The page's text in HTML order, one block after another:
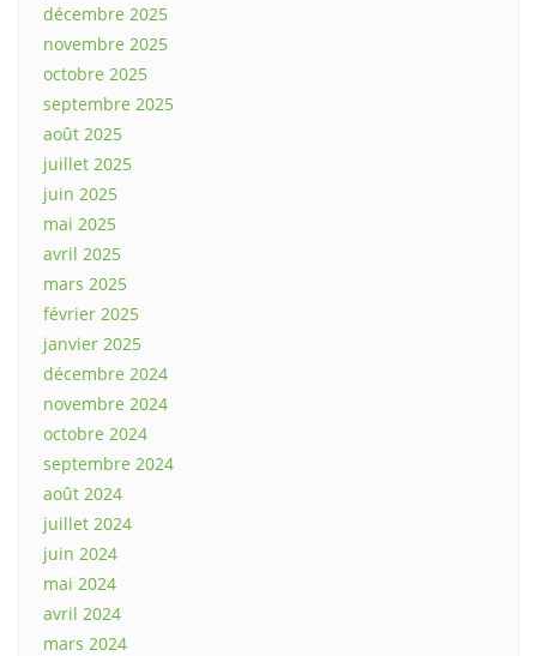
décembre 2025
novembre 2025
octobre 2025
septembre 2025
août 2025
juillet 2025
juin 2025
mai 2025
avril 2025
mars 2025
février 2025
janvier 2025
décembre 2024
novembre 2024
octobre 2024
septembre 2024
août 2024
juillet 2024
juin 2024
mai 2024
avril 2024
mars 2024